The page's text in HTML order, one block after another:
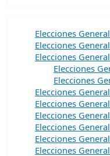
Elecciones
Elecciones
Elecciones
Elecciones
Elecciones
Elecciones
Elecciones
Elecciones
Elecciones
Elecciones
Elecciones